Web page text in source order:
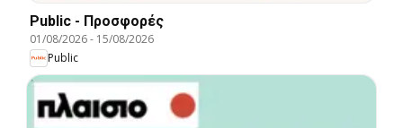
Public - Προσφορές
01/08/2026- 15/08/2026
Public